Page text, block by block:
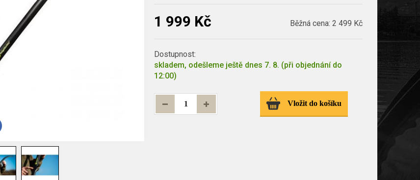
1 999 Kč Běžná cena: 2 499 Kč
Dostupnost:
skladem, odešleme ještě dnes 7. 8. (při objednání do
12:00)
Vložit do košíku